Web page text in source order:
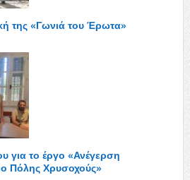
της «Γωνιά του Έρωτα»
για το έργο «Ανέγερση
Πόλης Χρυσοχούς»